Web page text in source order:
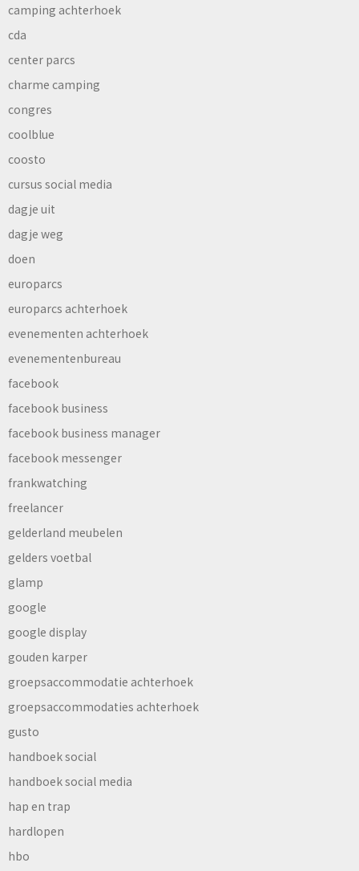
camping achterhoek
cda
center parcs
charme camping
congres
coolblue
coosto
cursus social media
dagje uit
dagje weg
doen
europarcs
europarcs achterhoek
evenementen achterhoek
evenementenbureau
facebook
facebook business
facebook business manager
facebook messenger
frankwatching
freelancer
gelderland meubelen
gelders voetbal
glamp
google
google display
gouden karper
groepsaccommodatie achterhoek
groepsaccommodaties achterhoek
gusto
handboek social
handboek social media
hap en trap
hardlopen
hbo